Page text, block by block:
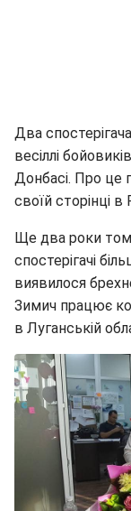
Два
весіллі
Донбасі. Про це
своїй сторінці в
Ще два роки
спостерігачі
виявилося
Зимич працює
в Луганській